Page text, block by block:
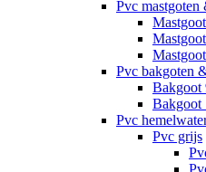
Pvc
Pvc bakgoten
Bakgoot
Bakgoot
Pvc
Pvc grijs